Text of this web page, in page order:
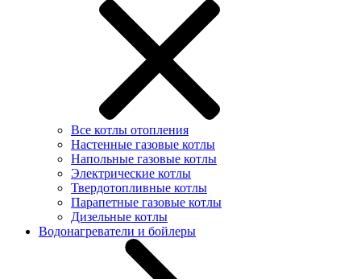
Все котлы отопления
Настенные газовые котлы
Напольные газовые котлы
Электрические котлы
Твердотопливные котлы
Парапетные газовые котлы
Дизельные котлы
Водонагреватели и бойлеры